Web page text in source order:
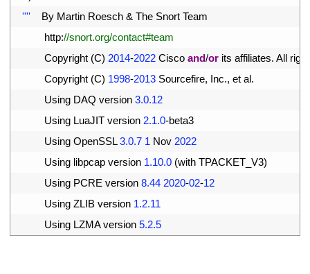
'''' By Martin Roesch & The Snort Team
http://snort.org/contact#team
Copyright (C) 2014-2022 Cisco and/or its affiliates. All
Copyright (C) 1998-2013 Sourcefire, Inc., et al.
Using DAQ version 3.0.12
Using LuaJIT version 2.1.0-beta3
Using OpenSSL 3.0.7 1 Nov 2022
Using libpcap version 1.10.0 (with TPACKET_V3)
Using PCRE version 8.44 2020-02-12
Using ZLIB version 1.2.11
Using LZMA version 5.2.5